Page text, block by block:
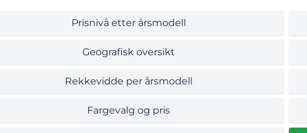
Prisnivå etter årsmodell
Geografisk oversikt
Rekkevidde per årsmodell
Fargevalg og pris